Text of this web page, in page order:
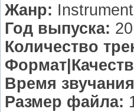
Жанр:
Год выпуска:
Количество
Время
Размер файла: